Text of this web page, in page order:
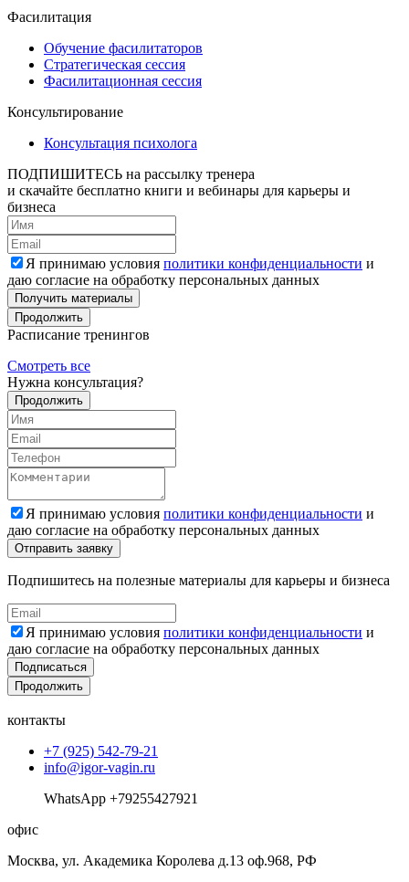
Фасилитация
Обучение фасилитаторов
Стратегическая сессия
Фасилитационная сессия
Консультирование
Консультация психолога
ПОДПИШИТЕСЬ на рассылку тренера
и скачайте бесплатно книги и вебинары для карьеры и
бизнеса
Я принимаю условия политики конфиденциальности и
даю согласие на обработку персональных данных
Получить материалы
Продолжить
Расписание тренингов
Смотреть все
Нужна консультация?
Продолжить
Я принимаю условия политики конфиденциальности и
даю согласие на обработку персональных данных
Подпишитесь на полезные материалы для карьеры и бизнеса
Я принимаю условия политики конфиденциальности и
даю согласие на обработку персональных данных
Подписаться
Продолжить
контакты
+7 (925) 542-79-21
info@igor-vagin.ru
WhatsApp +79255427921
офис
Москва, ул. Академика Королева д.13 оф.968, РФ